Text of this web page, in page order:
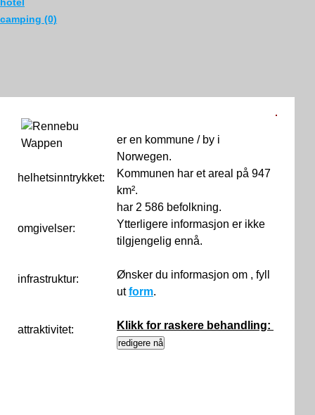
camping (0)
helhetsinntrykket:
omgivelser:
infrastruktur:
attraktivitet:
er en kommune / by i
Norwegen.
Kommunen har et areal på 947
km².
har 2 586 befolkning.
Ytterligere informasjon er ikke
tilgjengelig ennå.
Ønsker du informasjon om , fyll
utform.
Klikk for raskere behandling: